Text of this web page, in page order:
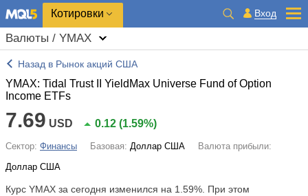
Котировки Вход
Валюты / YMAX
Назад в Рынок акций США
YMAX: Tidal Trust II YieldMax Universe Fund of Option
Income ETFs
7.69 USD 0.12 (1.59%)
Сектор: Финансы Базовая: Доллар США
Валюта прибыли:
Доллар США
Курс YMAX за сегодня изменился на 1.59% . При этом